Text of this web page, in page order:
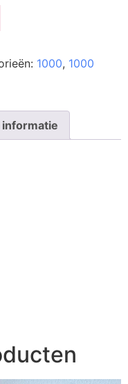
1000, 1000